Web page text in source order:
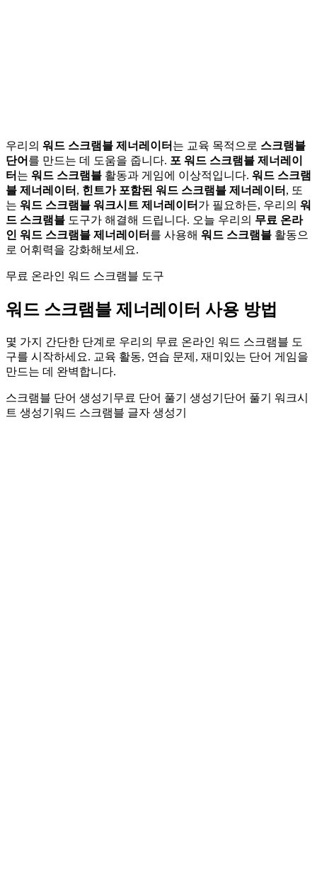
우리의 워드 스크램블 제너레이터 는 교육 목적으로 스크램블
단어 를 만드는 데 도움을 줍니다. 포 워드 스크램블 제너레이
터 는 워드 스크램블 활동과 게임에 이상적입니다. 워드 스크램
블 제너레이터 , 힌트가 포함된 워드 스크램블 제너레이터 , 또
는 워드 스크램블 워크시트 제너레이터 가 필요하든, 우리의 워
드 스크램블 도구가 해결해 드립니다. 오늘 우리의 무료 온라
인 워드 스크램블 제너레이터 를 사용해 워드 스크램블 활동으
로 어휘력을 강화해보세요.
무료 온라인 워드 스크램블 도구
워드 스크램블 제너레이터 사용 방법
몇 가지 간단한 단계로 우리의 무료 온라인 워드 스크램블 도
구를 시작하세요. 교육 활동, 연습 문제, 재미있는 단어 게임을
만드는 데 완벽합니다.
스크램블 단어 생성기 무료 단어 풀기 생성기 단어 풀기 워크시
트 생성기 워드 스크램블 글자 생성기